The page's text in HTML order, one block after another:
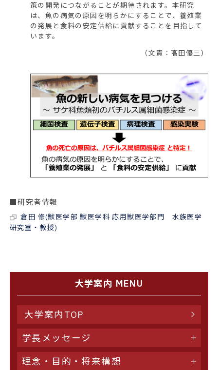
策の開発につながることが期待されます。本研究
は、魚の病気の原因を明らかにすることで、養殖業
の発展と食料の安定供給に貢献することを目指して
います。
（文責：髙田優三）
■研究者情報
倉田 修(獣医学部 獣医学科 応用獣医学部門 水族医学
研究室・教授)
大学案内 MENU
大学案内TOP
学長メッセージ
理念・目的・将来構想